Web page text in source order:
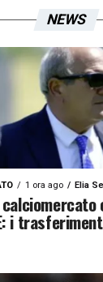
NEWS
1 ora ago Elia
i